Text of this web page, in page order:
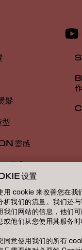
髮
靈感
教育
們
设置
用 cookie 来改善您在我
析我们的流量。我们还
我们网站的信息，他们
或他们从您使用其服务时
同意使用我们的所有